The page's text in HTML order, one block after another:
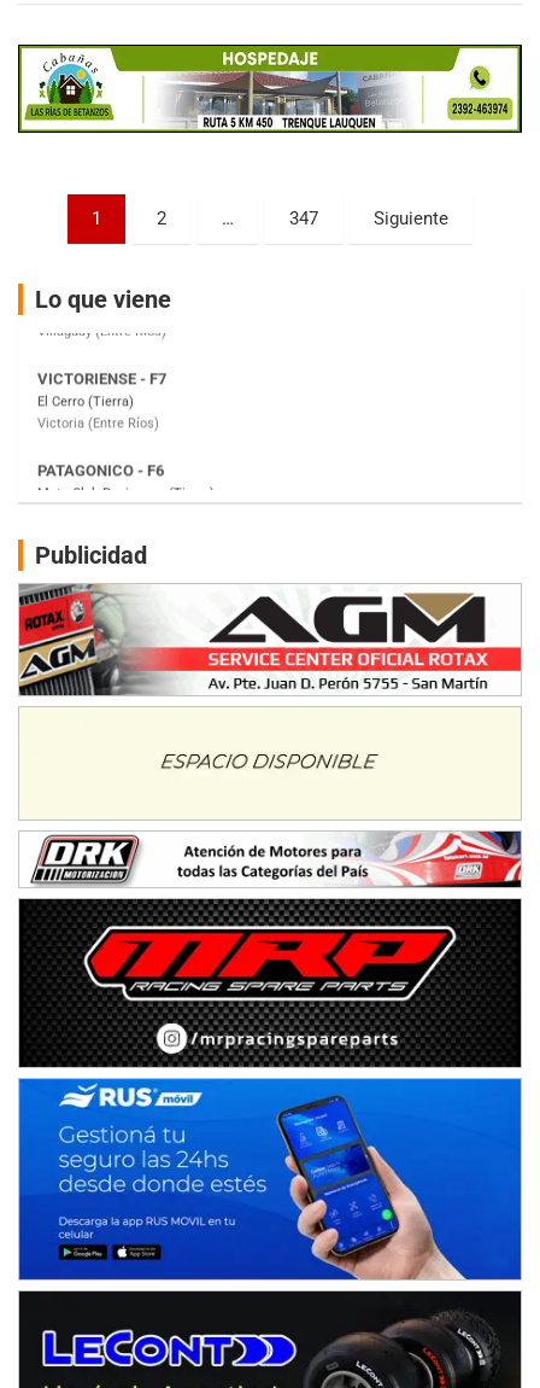
Paginación
entradas
1 2 … 347 Siguiente
Lo que viene
KDO - F6
Ciudad de Trenque Lauquen (Asfalto)
Trenque Lauquen (Buenos Aires)
Parque de la Velocidad (Asfalto)
Villaguay (Entre Ríos)
El Cerro (Tierra)
Victoria (Entre Ríos)
Moto Club Reginense (Tierra)
Gral. E. Godoy (Río Negro)
Juventud Unida (Tierra)
NORESTE SANTAFESINO - F6
Ciudad de Avellaneda (Asfalto)
Avellaneda (Santa Fe)
SUR SANTAFESINO - F4
José Samuel Sánchez (Tierra)
Rufino (Santa Fe)
COBERTURA ESPECIAL DE E-KART.COM.AR
08/09-AGO
IAME SERIES ARGENTINA 6
Ramiro Tot (Asfalto)
Baradero (Buenos Aires)
KDO - F6
Ciudad de Trenque Lauquen (Asfalto)
Trenque Lauquen (Buenos Aires)
ENTRERRIANO - F6 (POSTERGADA)
Parque de la Velocidad (Asfalto)
Villaguay (Entre Ríos)
VICTORIENSE - F7
El Cerro (Tierra)
PATAGONICO - F6
Gral. E. Godoy (Río Negro)
CSK - F7
Juventud Unida (Tierra)
Publicidad